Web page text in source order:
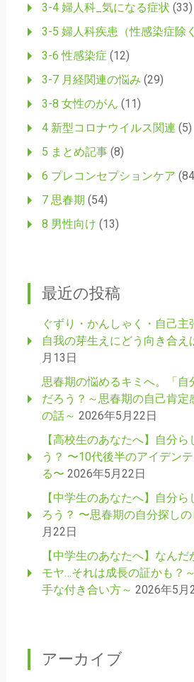
3-4 婦人科_気になる症状 (33)
3-5 婦人科疾患（性感染症除く
3-6 性感染症 (12)
3-7 月経関連の悩み (29)
3-8 女性のがん (11)
4 新型コロナウイルス関連 (5)
5 まとめ記事(8)
6 プレコンセプションケア
7 思春期 (54)
8 男性向け (13)
最近の投稿
ぐずり・かんしゃく・自己
自我の芽生えにどう向き合え
月13日
思春期の悩めるキミへ。「自
だろう？～思春期の自己肯定
の話～ 2026年5月22日
【高校生のあなたへ】自分
う？ 〜10代後半のアイデン
る〜 2026年5月22日
【中学生のあなたへ】自分
ろう？ 〜思春期の自分探し
月22日
【中学生のあなたへ】なん
モヤ…それは成長の証かも？
手な付き合い方～ 2026年5月
アーカイブ